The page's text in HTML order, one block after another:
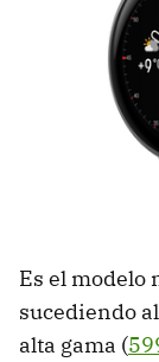
Es el modelo
sucediendo
alta gama (